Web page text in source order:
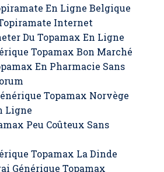
En Ligne Belgique
Internet
Du Topamax En Ligne
Topamax Bon Marché
En Pharmacie Sans
Topamax Norvège
Ligne
Peu Coûteux Sans
Topamax La Dinde
Générique Topamax